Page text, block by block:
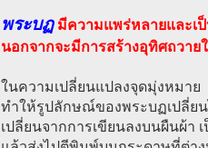
พระบฏ มีความแพร่หลายและ
นอกจากจะมีการสร้างอุทิศถวา
ในความเปลี่ยนแปลงจุดมุ่งหมาย
ทำให้รูปลักษณ์ของพระบฏเปลี่ยน
เปลี่ยนจากการเขียนลงบนผืนผ้า